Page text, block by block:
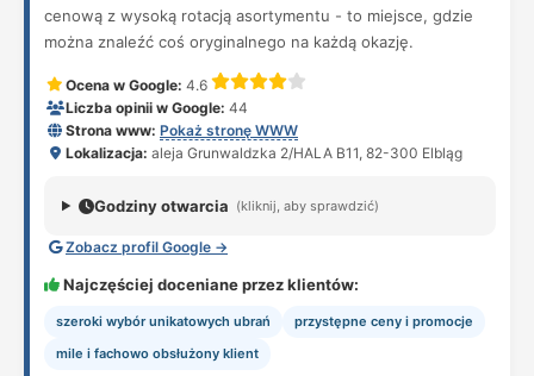
cenową z wysoką rotacją asortymentu - to miejsce, gdzie
można znaleźć coś oryginalnego na każdą okazję.
Ocena w Google: 4.6
Liczba opinii w Google: 44
Strona www: Pokaż stronę WWW
Lokalizacja: aleja Grunwaldzka 2/HALA B11, 82-300 Elbląg
Godziny otwarcia (kliknij, aby sprawdzić)
Zobacz profil Google →
Najczęściej doceniane przez klientów:
szeroki wybór unikatowych ubrań
przystępne ceny i promocje
mile i fachowo obsłużony klient